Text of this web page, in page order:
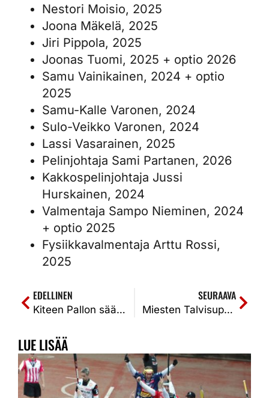
Nestori Moisio, 2025
Joona Mäkelä, 2025
Jiri Pippola, 2025
Joonas Tuomi, 2025 + optio 2026
Samu Vainikainen, 2024 + optio
2025
Samu-Kalle Varonen, 2024
Sulo-Veikko Varonen, 2024
Lassi Vasarainen, 2025
Pelinjohtaja Sami Partanen, 2026
Kakkospelinjohtaja Jussi
Hurskainen, 2024
Valmentaja Sampo Nieminen, 2024
+ optio 2025
Fysiikkavalmentaja Arttu Rossi,
2025
EDELLINEN
Kiteen Pallon sääntömääräinen syyskokous 29.11. kello 18 Kiteen Evankelisen Kansanopiston Aurinkosalissa
SEURAAVA
Miesten Talvisuper käynnistyy Kiteen Pallon osalta Kuopiossa 29.12.
LUE LISÄÄ